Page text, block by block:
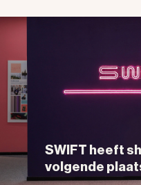
SWIFT heeft
volgende